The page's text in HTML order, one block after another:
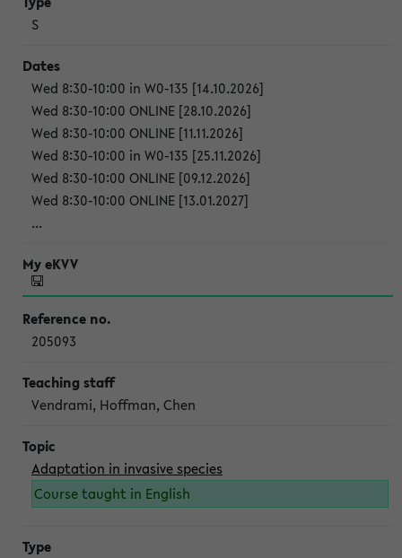
S
Wed 8:30-10:00 in W0-135 [14.10.2026]
Wed 8:30-10:00 ONLINE [28.10.2026]
Wed 8:30-10:00 ONLINE [11.11.2026]
Wed 8:30-10:00 in W0-135 [25.11.2026]
Wed 8:30-10:00 ONLINE [09.12.2026]
Wed 8:30-10:00 ONLINE [13.01.2027]
...
205093
Vendrami, Hoffman, Chen
Adaptation in invasive species
Course taught in English